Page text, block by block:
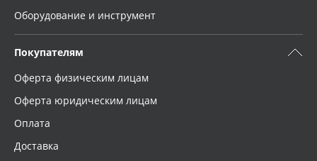
Оборудование и инструмент
Покупателям
Оферта физическим лицам
Оферта юридическим лицам
Оплата
Доставка